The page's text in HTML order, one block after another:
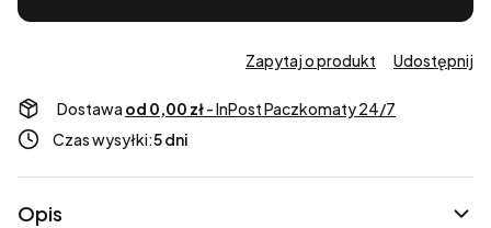
Zapytaj o produkt Udostępnij
Dostawa od 0,00 zł- InPost Paczkomaty 24/7
Czas wysyłki:5 dni
Opis